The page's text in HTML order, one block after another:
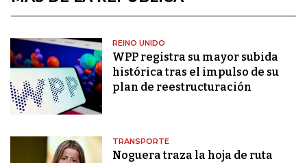
REINO UNIDO
WPP registra su mayor subida
histórica tras el impulso de su
plan de reestructuración
TRANSPORTE
Noguera traza la hoja de ruta